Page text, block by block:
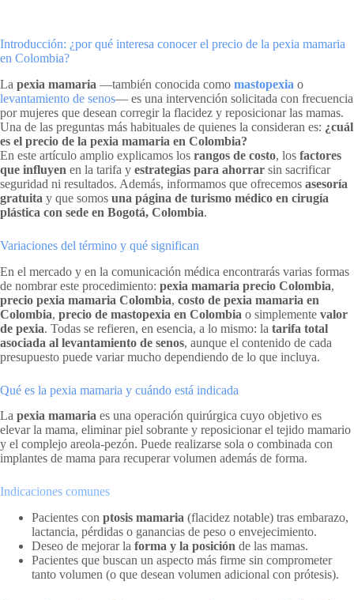
Introducción: ¿por qué interesa conocer el precio de la pexia mamaria
en Colombia?
La pexia mamaria —también conocida como mastopexia o
levantamiento de senos— es una intervención solicitada con frecuencia
por mujeres que desean corregir la flacidez y reposicionar las mamas.
Una de las preguntas más habituales de quienes la consideran es: ¿cuál
es el precio de la pexia mamaria en Colombia?
En este artículo amplio explicamos los rangos de costo, los factores
que influyen en la tarifa y estrategias para ahorrar sin sacrificar
seguridad ni resultados. Además, informamos que ofrecemos asesoría
gratuita y que somos una página de turismo médico en cirugía
plástica con sede en Bogotá, Colombia.
Variaciones del término y qué significan
En el mercado y en la comunicación médica encontrarás varias formas
de nombrar este procedimiento: pexia mamaria precio Colombia,
precio pexia mamaria Colombia, costo de pexia mamaria en
Colombia, precio de mastopexia en Colombia o simplemente valor
de pexia. Todas se refieren, en esencia, a lo mismo: la tarifa total
asociada al levantamiento de senos, aunque el contenido de cada
presupuesto puede variar mucho dependiendo de lo que incluya.
Qué es la pexia mamaria y cuándo está indicada
La pexia mamaria es una operación quirúrgica cuyo objetivo es
elevar la mama, eliminar piel sobrante y reposicionar el tejido mamario
y el complejo areola-pezón. Puede realizarse sola o combinada con
implantes de mama para recuperar volumen además de forma.
Indicaciones comunes
Pacientes con ptosis mamaria (flacidez notable) tras embarazo,
lactancia, pérdidas o ganancias de peso o envejecimiento.
Deseo de mejorar la forma y la posición de las mamas.
Pacientes que buscan un aspecto más firme sin comprometer
tanto volumen (o que desean volumen adicional con prótesis).